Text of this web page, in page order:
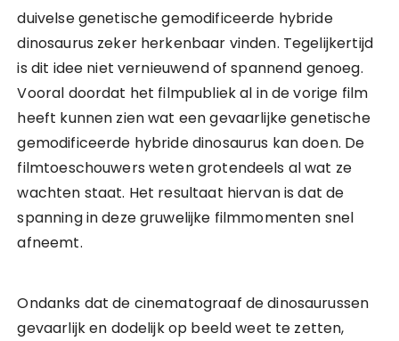
duivelse genetische gemodificeerde hybride
dinosaurus zeker herkenbaar vinden. Tegelijkertijd
is dit idee niet vernieuwend of spannend genoeg.
Vooral doordat het filmpubliek al in de vorige film
heeft kunnen zien wat een gevaarlijke genetische
gemodificeerde hybride dinosaurus kan doen. De
filmtoeschouwers weten grotendeels al wat ze
wachten staat. Het resultaat hiervan is dat de
spanning in deze gruwelijke filmmomenten snel
afneemt.
Ondanks dat de cinematograaf de dinosaurussen
gevaarlijk en dodelijk op beeld weet te zetten,